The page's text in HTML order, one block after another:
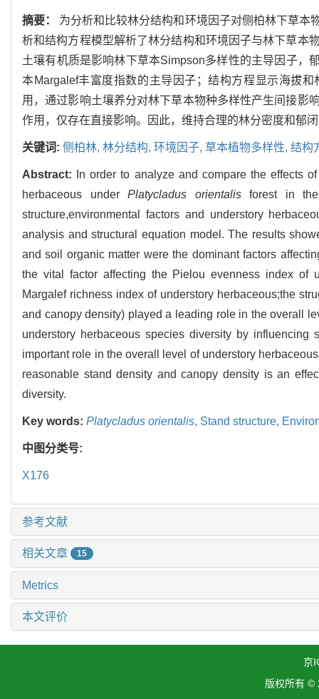
摘要： 为分析和比较林分结构和环境因子对侧柏林下草本
析和结构方程模型解析了林分结构和环境因子与林下草本
土壤有机质是影响林下草本Simpson多样性的主导因子，
本Margalef丰富度指数的主导因子；结构方程显示海拔
用，通过影响土壤养分对林下草本物种多样性产生间接影
作用，仅存在直接影响。因此，维持合理的林分密度和郁
关键词: 侧柏林, 林分结构, 环境因子, 草本植物多样性, 结构
Abstract:
In order to analyze and compare the effects
herbaceous underPlatycladus orientalisforest in the
structure,environmental factors and understory
analysis and structural equation model. The results
and soil organic matter were the dominant factors
the vital factor affecting the Pielou evenness index of
Margalef richness index of understory herbaceous;the
and canopy density) played a leading role in the overall
understory herbaceous species diversity by
important role in the overall level of understory
reasonable stand density and canopy density is an
diversity.
Key words: Platycladus orientalis, Stand structure,
中图分类号:
X176
参考文献
相关文章 15
Metrics
本文评价
京
版权所有 ©